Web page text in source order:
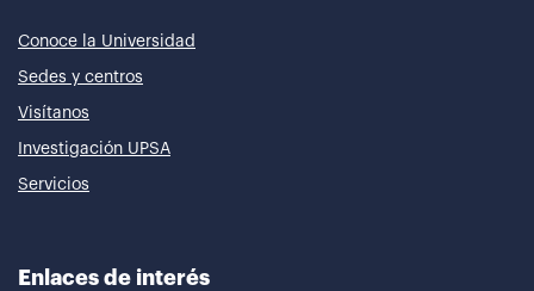
Conoce la Universidad
Sedes y centros
Visítanos
Investigación UPSA
Servicios
Enlaces de interés